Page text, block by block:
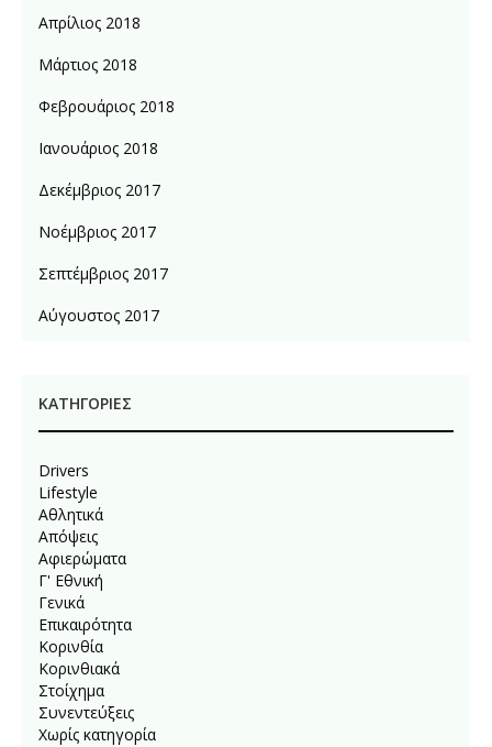
Απρίλιος 2018
Μάρτιος 2018
Φεβρουάριος 2018
Ιανουάριος 2018
Δεκέμβριος 2017
Νοέμβριος 2017
Σεπτέμβριος 2017
Αύγουστος 2017
KΑΤΗΓΟΡΊΕΣ
Drivers
Lifestyle
Αθλητικά
Απόψεις
Αφιερώματα
Γ' Εθνική
Γενικά
Επικαιρότητα
Κορινθία
Κορινθιακά
Στοίχημα
Συνεντεύξεις
Χωρίς κατηγορία